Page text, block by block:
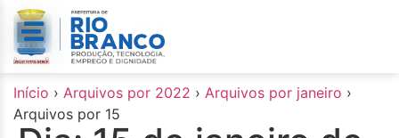
conteúdo
Início › Arquivos por 2022 › Arquivos por janeiro ›
Arquivos por 15